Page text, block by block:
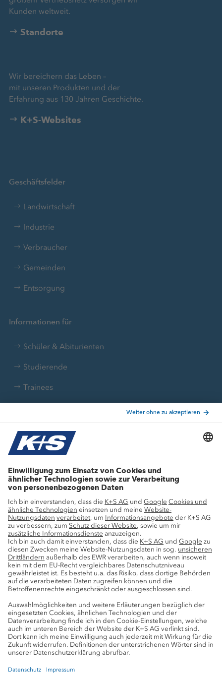
Kunden weltweit.
Standorte
Wir bereichern das Leben –
mit unseren Produkten und der
Erfahrung aus 130 Jahren Geschichte.
K+S-Websites
Geschäftsfelder
Landwirtschaft
Industrie
Verbraucher
Gemeinden
Entsorgung
Informationen für
Schüler & Abiturienten
Studierende
Trainees
Aktuelle Themen
Stellenangebote
Wachstumsprojekte
Innovation
Nachhaltigkeit
Service
Pressekontakte
K+S-Newsletter
K+S Fanshop
Bergbaulexikon
myK+S Kundenportal